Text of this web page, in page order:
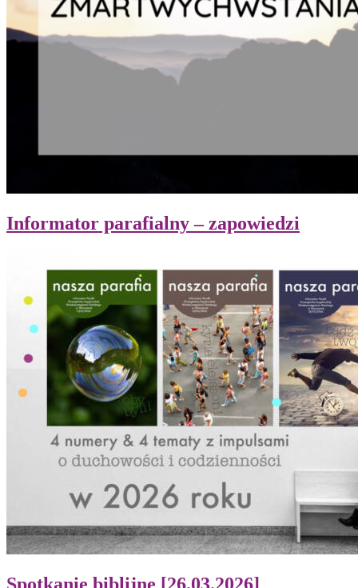
Informator parafialny – zapowiedzi
Spotkanie biblijne [26.03.2026]